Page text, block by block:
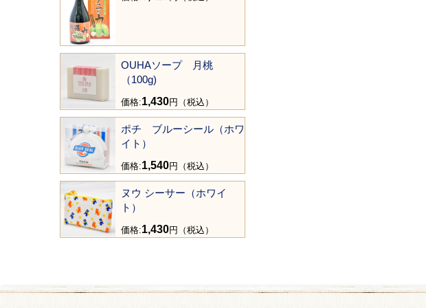
OUHAソープ 月桃
（100g)
価格:1,430円（税込）
ポチ ブルーシール（ホワ
イト）
価格:1,540円（税込）
ヌウ シーサー（ホワイ
ト）
価格:1,430円（税込）